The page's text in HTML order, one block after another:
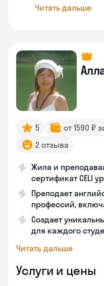
Читать дальше
5 от 1590 ₽
2 отзыва
Жила и
сертификат CELI
Преподает
профессий,
Создает
для каждого
Читать дальше
Услуги и цены